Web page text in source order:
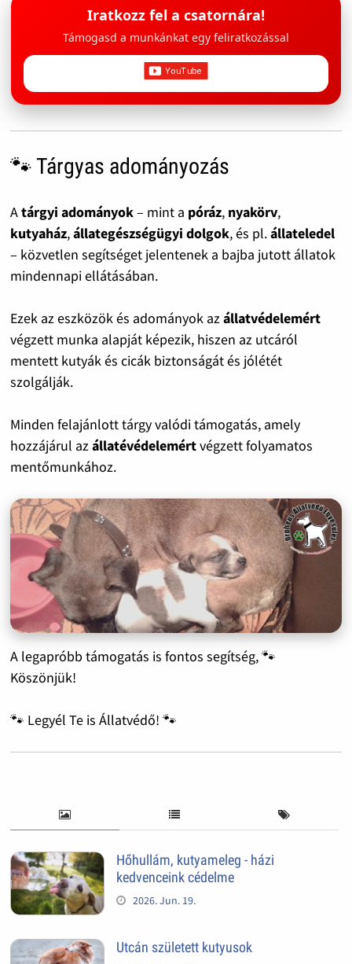
Iratkozz fel a csatornára!
Támogasd a munkánkat egy feliratkozással
🐾 Tárgyas adományozás
Atárgyi adományok– mint a póráz, nyakörv,
kutyaház,állategészségügyi dolgok, és pl.állateledel
– közvetlen segítséget jelentenek a bajba jutott állatok
mindennapi ellátásában.
Ezek az eszközök és adományok azállatvédelemért
végzett munka alapját képezik, hiszen az utcáról
mentett kutyák és cicák biztonságát és jólétét
szolgálják.
Minden felajánlott tárgy valódi támogatás, amely
hozzájárul azállatévédelemértvégzett folyamatos
mentőmunkához.
A legapróbb támogatás is fontos segítség, 🐾
Köszönjük!
🐾 Legyél Te is Állatvédő! 🐾
Hőhullám, kutyameleg - házi
kedvenceink cédelme
2026. Jun. 19.
Utcán született kutyusok